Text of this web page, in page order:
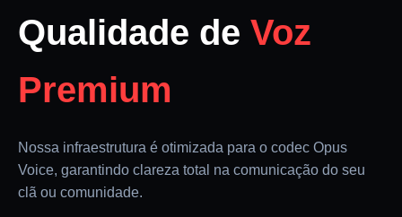
Qualidade de Voz
Premium
Nossa infraestrutura é otimizada para o codec Opus
Voice, garantindo clareza total na comunicação do seu
clã ou comunidade.